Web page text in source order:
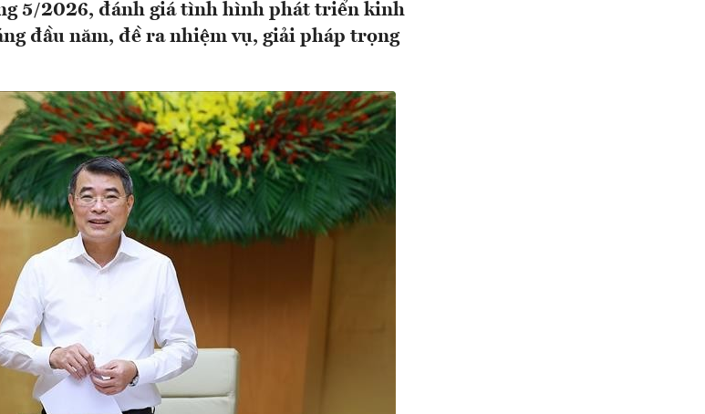
5/2026, đánh giá tình hình phát triển kinh
đầu năm, đề ra nhiệm vụ, giải pháp trọng